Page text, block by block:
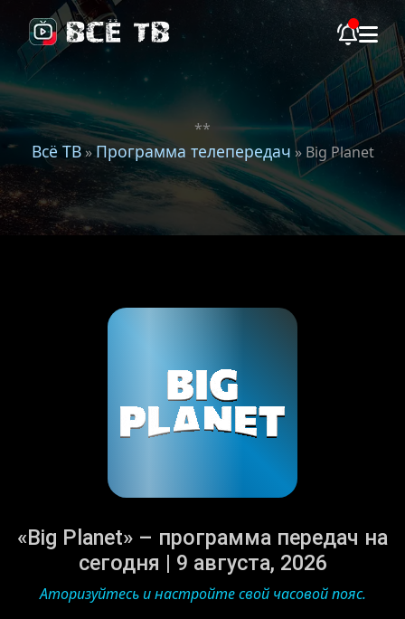
**
Всё ТВ»Программа телепередач » Big Planet
«Big Planet» – программа передач на
сегодня | 9 августа, 2026
Аторизуйтесь и настройте свой часовой пояс.